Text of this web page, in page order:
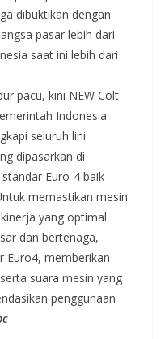
dibuktikan dengan
pasar lebih dari
saat ini lebih dari
pacu, kini NEW Colt
Indonesia
seluruh lini
dipasarkan di
Euro-4 baik
memastikan mesin
yang optimal
dan bertenaga,
Euro4, memberikan
suara mesin yang
penggunaan